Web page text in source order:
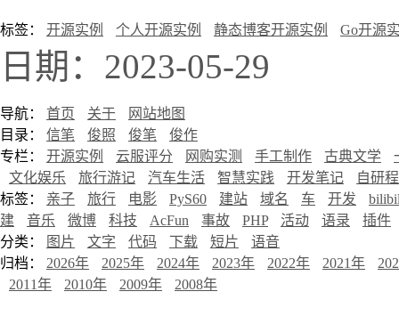
标签： 开源实例 个人开源实例 静态博客开源实例 Go开源
日期：2023-05-29
导航： 首页 关于
网站地图
目录： 信笔 俊照 俊笔
俊作
专栏： 开源实例 云服评分 网购实测 手工制作 古典文学
文化娱乐
旅行游记 汽车生活 智慧实践 开发笔记
自研
标签： 亲子 旅行 电影 PyS60 建站 域名 车 开发
建
音乐 微博 科技 AcFun 事故 PHP 活动 语录
插件
分类：
图片 文字 代码 下载 短片
语音
归档： 2026年 2025年 2024年 2023年 2022年 2021年
2011年
2010年 2009年 2008年